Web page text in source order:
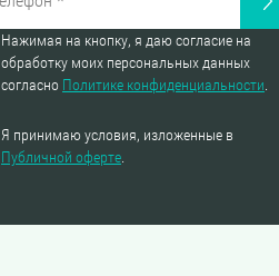
Нажимая на кнопку, я даю согласие на
обработку моих персональных данных
согласно Политике конфиденциальности
Я принимаю условия, изложенные в
Публичной оферте